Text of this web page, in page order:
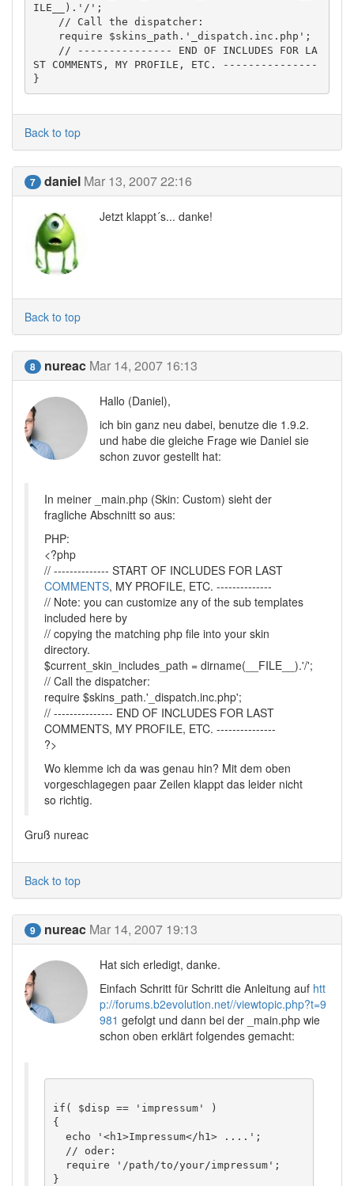
ILE__).'/';
ST COMMENTS, MY PROFILE, ETC. ---------------
Back to top
7 daniel Mar 13, 2007 22:16
Jetzt klappt´s... danke!
Back to top
8 nureac Mar 14, 2007 16:13
Hallo (Daniel),
ich bin ganz neu dabei, benutze die 1.9.2.
und habe die gleiche Frage wie Daniel sie
schon zuvor gestellt hat:
In meiner _main.php (Skin: Custom) sieht der
fragliche Abschnitt so aus:
PHP:
<?php
// -------------- START OF INCLUDES FOR LAST
COMMENTS, MY PROFILE, ETC. --------------
// Note: you can customize any of the sub templates
included here by
// copying the matching php file into your skin
directory.
$current_skin_includes_path = dirname(__FILE__).'/';
// Call the dispatcher:
require $skins_path.'_dispatch.inc.php';
// --------------- END OF INCLUDES FOR LAST
COMMENTS, MY PROFILE, ETC. ---------------
?>
Wo klemme ich da was genau hin? Mit dem oben
vorgeschlagegen paar Zeilen klappt das leider nicht
so richtig.
Gruß nureac
Back to top
9 nureac Mar 14, 2007 19:13
Hat sich erledigt, danke.
Einfach Schritt für Schritt die Anleitung auf htt
p://forums.b2evolution.net//viewtopic.php?t=9
981 gefolgt und dann bei der _main.php wie
schon oben erklärt folgendes gemacht:
if( $disp == 'impressum' )
{
}